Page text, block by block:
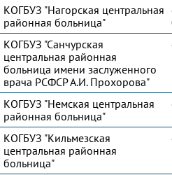
КОГБУЗ "Нагорская центральная
районная больница"
КОГБУЗ "Санчурская
центральная районная
больница имени заслуженного
врача РСФСР А.И. Прохорова"
КОГБУЗ "Немская центральная
районная больница"
КОГБУЗ "Кильмезская
центральная районная
больница"